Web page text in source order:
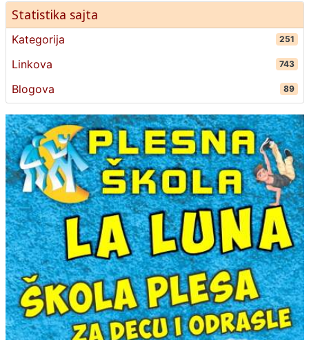
Statistika sajta
Kategorija 251
Linkova 743
Blogova 89